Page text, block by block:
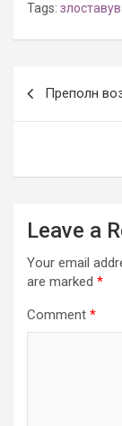
Tags:
navigation
Преполн
Leave a
Your email
are marked *
Comment *